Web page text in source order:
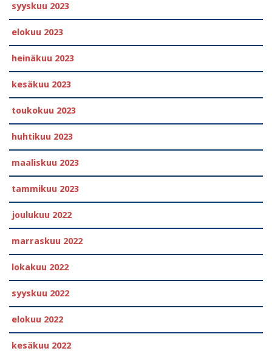
syyskuu 2023
elokuu 2023
heinäkuu 2023
kesäkuu 2023
toukokuu 2023
huhtikuu 2023
maaliskuu 2023
tammikuu 2023
joulukuu 2022
marraskuu 2022
lokakuu 2022
syyskuu 2022
elokuu 2022
kesäkuu 2022